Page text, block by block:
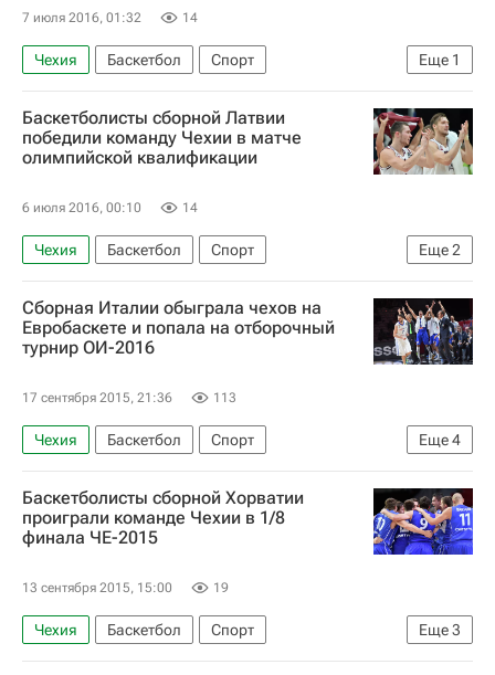
7 июля 2016, 01:32 14
Еще 1
Чехия Баскетбол
Спорт
Летние Олимпийские игры 2016
Баскетболисты сборной Латвии
победили команду Чехии в матче
олимпийской квалификации
6 июля 2016, 00:10 14
Еще2
Чехия Баскетбол
Спорт
Летние Олимпийские игры 2016
Латвия
Сборная Италии обыграла чехов на
Евробаскете и попала на отборочный
турнир ОИ-2016
17 сентября 2015, 21:36 113
Еще4
Чехия Баскетбол
Спорт
Чемпионат Европы-2015 по баскетболу среди мужских команд. 5-20 сентября
Чемпионат Европы по баскетболу (Евробаскет)
Италия
Андреа Барньяни
Баскетболисты сборной Хорватии
проиграли команде Чехии в 1/8
финала ЧЕ-2015
13 сентября 2015, 15:00 19
Еще3
Чехия Баскетбол
Спорт
Чемпионат Европы-2015 по баскетболу среди мужских команд. 5-20 сентября